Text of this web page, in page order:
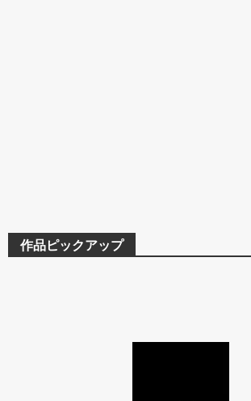
作品ピックアップ